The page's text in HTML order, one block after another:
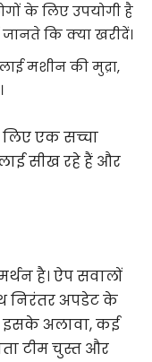
के लिए उपयोगी है
कि क्या खरीदें।
मशीन की मुद्रा,
एक सच्चा
सीख रहे हैं और
है। ऐप सवालों
निरंतर अपडेट के
इसके अलावा, कई
टीम चुस्त और